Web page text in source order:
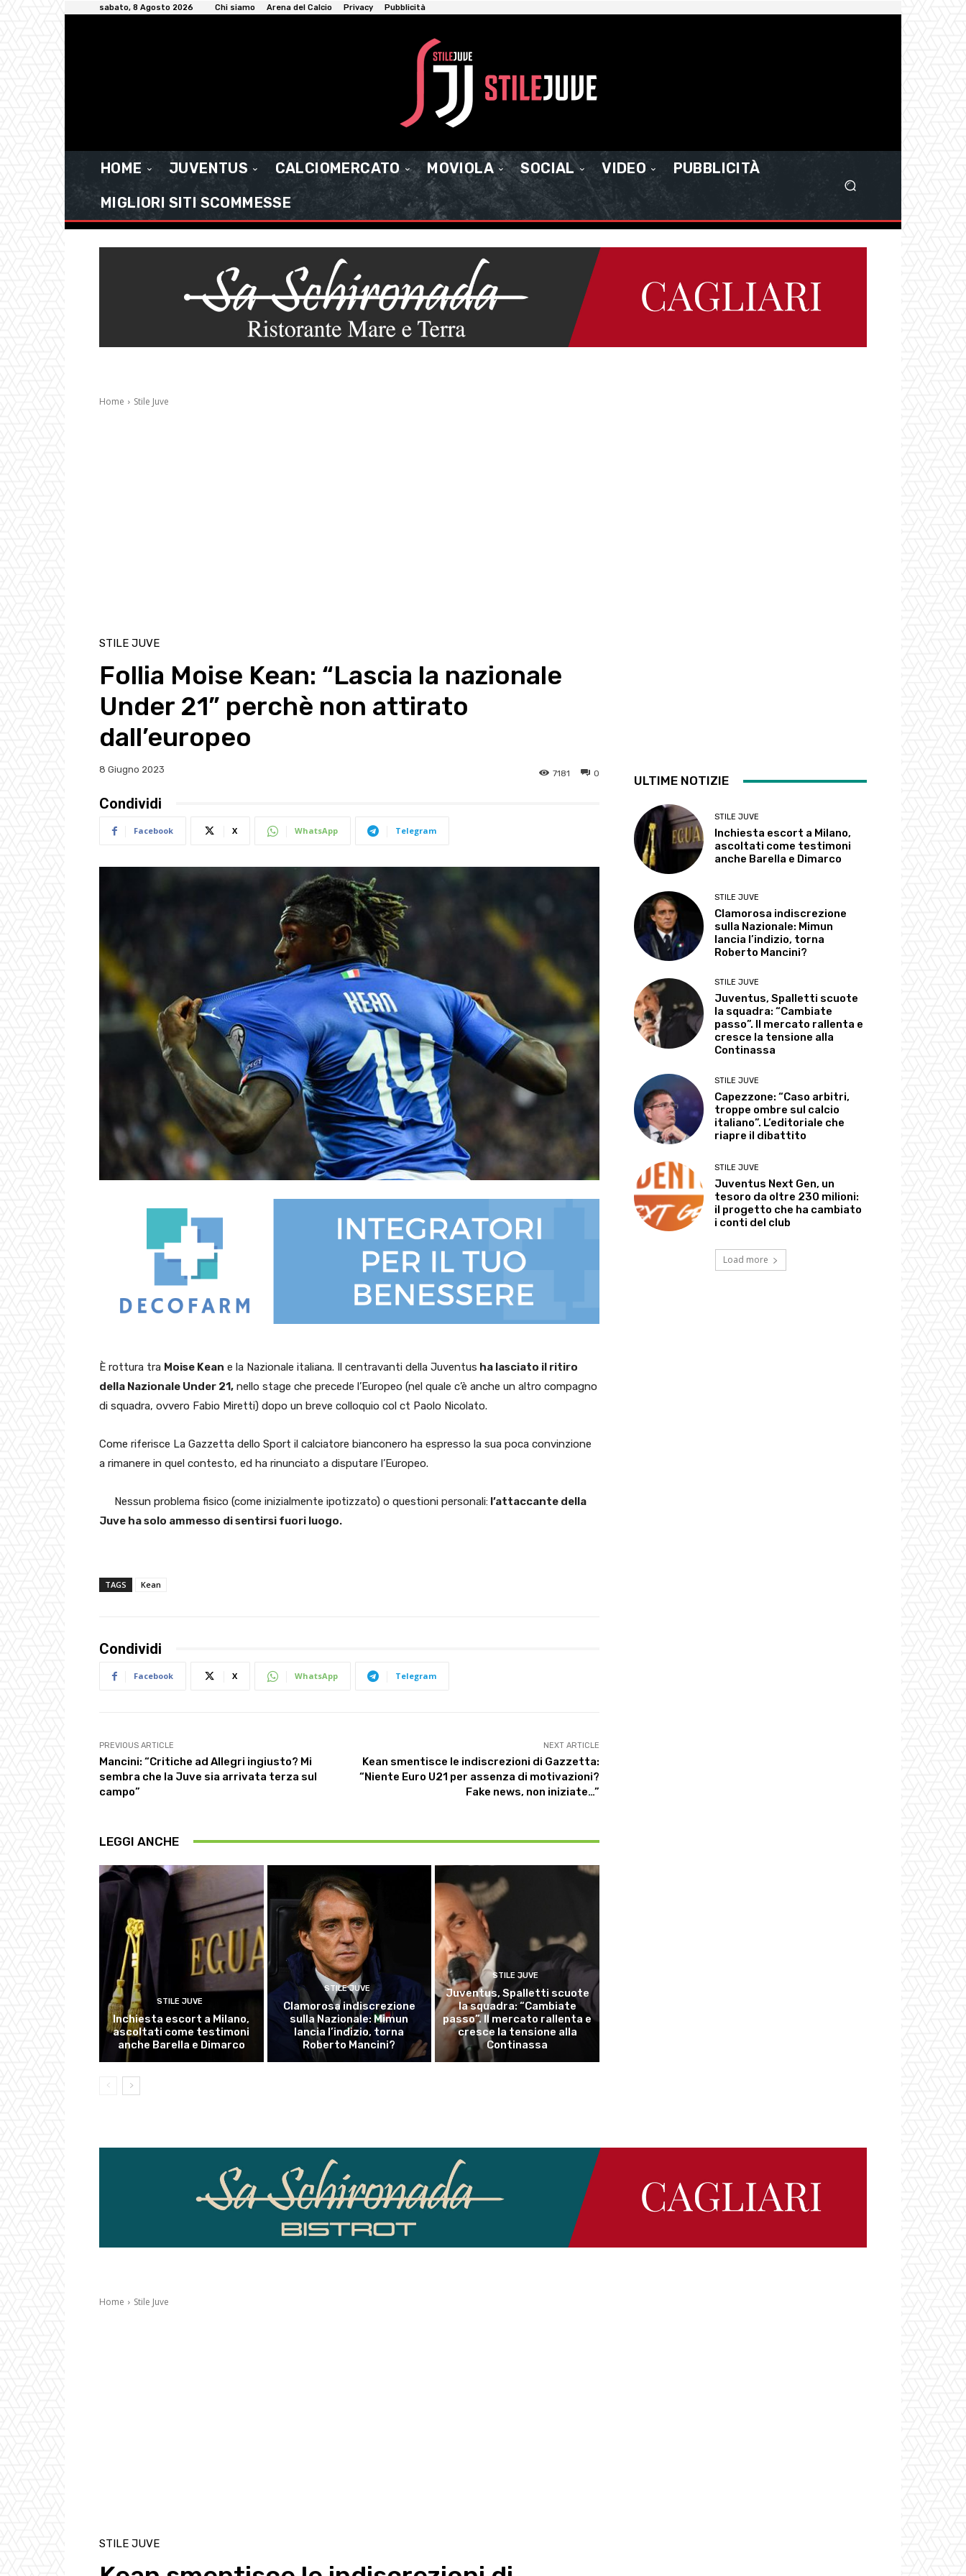
sabato, 8 Agosto 2026 Chi siamo Arena del Calcio Privacy Pubblicità
HOME JUVENTUS CALCIOMERCATO MOVIOLA SOCIAL VIDEO
PUBBLICITÀ
MIGLIORI SITI SCOMMESSE
Home Stile Juve
STILE JUVE
Follia Moise Kean: “Lascia la nazionale
Under 21” perchè non attirato
dall’europeo
8 Giugno 2023 0
7181
Condividi
Facebook X WhatsApp Telegram
È rottura tra Moise Kean e la Nazionale italiana. Il centravanti della Juventus ha lasciato il ritiro
della Nazionale Under 21, nello stage che precede l’Europeo (nel quale c’è anche un altro compagno
di squadra, ovvero Fabio Miretti) dopo un breve colloquio col ct Paolo Nicolato.
Come riferisce La Gazzetta dello Sport il calciatore bianconero ha espresso la sua poca convinzione
a rimanere in quel contesto, ed ha rinunciato a disputare l’Europeo.
Nessun problema fisico (come inizialmente ipotizzato) o questioni personali: l’attaccante della
Juve ha solo ammesso di sentirsi fuori luogo.
TAGS Kean
Condividi
Facebook X WhatsApp Telegram
PREVIOUS ARTICLE
Mancini: “Critiche ad Allegri ingiusto? Mi
sembra che la Juve sia arrivata terza sul
campo”
NEXT ARTICLE
Kean smentisce le indiscrezioni di Gazzetta:
“Niente Euro U21 per assenza di motivazioni?
Fake news, non iniziate…”
LEGGI ANCHE
STILE JUVE
Inchiesta escort a Milano,
ascoltati come testimoni
anche Barella e Dimarco
STILE JUVE
Clamorosa indiscrezione
sulla Nazionale: Mimun
lancia l’indizio, torna
Roberto Mancini?
STILE JUVE
Juventus, Spalletti scuote
la squadra: “Cambiate
passo”. Il mercato rallenta e
cresce la tensione alla
Continassa
ULTIME NOTIZIE
STILE JUVE
Inchiesta escort a Milano,
ascoltati come testimoni
anche Barella e Dimarco
STILE JUVE
Clamorosa indiscrezione
sulla Nazionale: Mimun
lancia l’indizio, torna
Roberto Mancini?
STILE JUVE
Juventus, Spalletti scuote
la squadra: “Cambiate
passo”. Il mercato rallenta e
cresce la tensione alla
Continassa
STILE JUVE
Capezzone: “Caso arbitri,
troppe ombre sul calcio
italiano”. L’editoriale che
riapre il dibattito
STILE JUVE
Juventus Next Gen, un
tesoro da oltre 230 milioni:
il progetto che ha cambiato
i conti del club
Load more